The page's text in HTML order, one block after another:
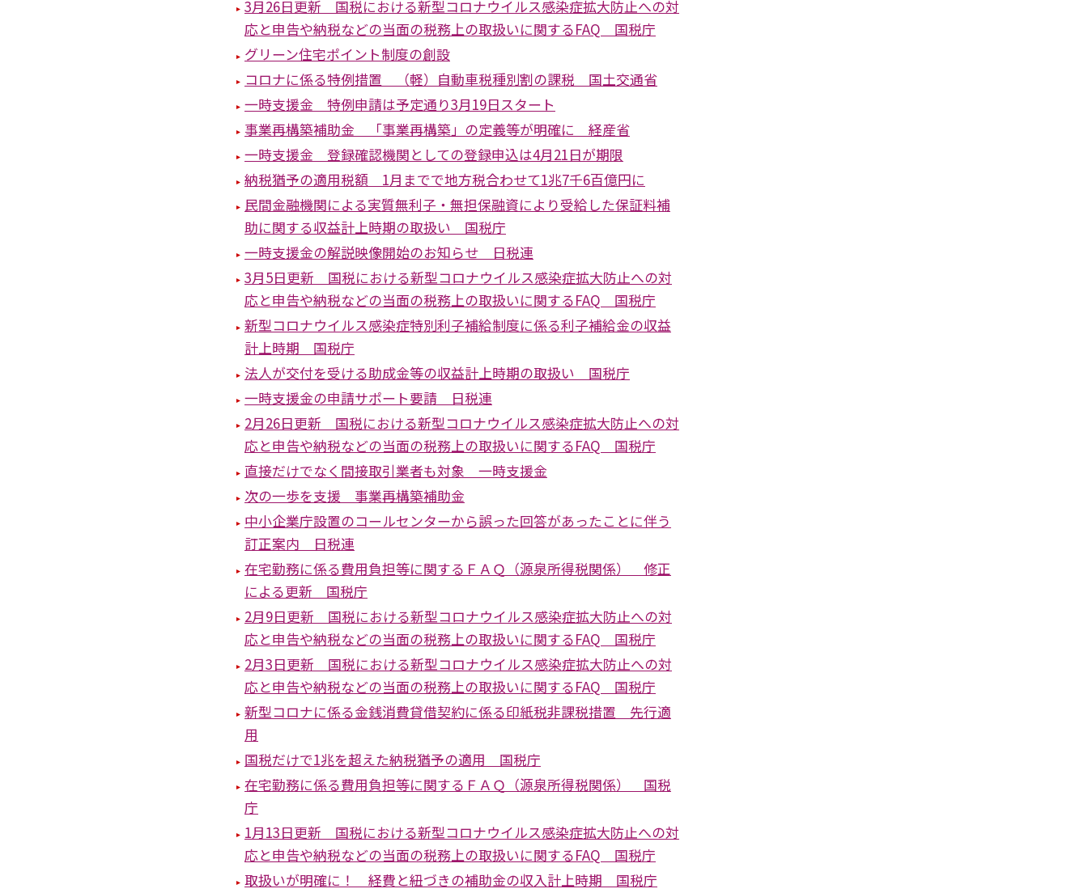
3月26日更新 国税における新型コロナウイルス感染症拡大防止への対
応と申告や納税などの当面の税務上の取扱いに関するFAQ 国税庁
グリーン住宅ポイント制度の創設
コロナに係る特例措置 （軽）自動車税種別割の課税 国土交通省
一時支援金 特例申請は予定通り3月19日スタート
事業再構築補助金 「事業再構築」の定義等が明確に 経産省
一時支援金 登録確認機関としての登録申込は4月21日が期限
納税猶予の適用税額 1月までで地方税合わせて1兆7千6百億円に
民間金融機関による実質無利子・無担保融資により受給した保証料補
助に関する収益計上時期の取扱い 国税庁
一時支援金の解説映像開始のお知らせ 日税連
3月5日更新 国税における新型コロナウイルス感染症拡大防止への対
応と申告や納税などの当面の税務上の取扱いに関するFAQ 国税庁
新型コロナウイルス感染症特別利子補給制度に係る利子補給金の収益
計上時期 国税庁
法人が交付を受ける助成金等の収益計上時期の取扱い 国税庁
一時支援金の申請サポート要請 日税連
2月26日更新 国税における新型コロナウイルス感染症拡大防止への対
応と申告や納税などの当面の税務上の取扱いに関するFAQ 国税庁
直接だけでなく間接取引業者も対象 一時支援金
次の一歩を支援 事業再構築補助金
中小企業庁設置のコールセンターから誤った回答があったことに伴う
訂正案内 日税連
在宅勤務に係る費用負担等に関するＦＡＱ（源泉所得税関係） 修正
による更新 国税庁
2月9日更新 国税における新型コロナウイルス感染症拡大防止への対
応と申告や納税などの当面の税務上の取扱いに関するFAQ 国税庁
2月3日更新 国税における新型コロナウイルス感染症拡大防止への対
応と申告や納税などの当面の税務上の取扱いに関するFAQ 国税庁
新型コロナに係る金銭消費貸借契約に係る印紙税非課税措置 先行適
用
国税だけで1兆を超えた納税猶予の適用 国税庁
在宅勤務に係る費用負担等に関するＦＡＱ（源泉所得税関係） 国税
庁
1月13日更新 国税における新型コロナウイルス感染症拡大防止への対
応と申告や納税などの当面の税務上の取扱いに関するFAQ 国税庁
取扱いが明確に！ 経費と紐づきの補助金の収入計上時期 国税庁